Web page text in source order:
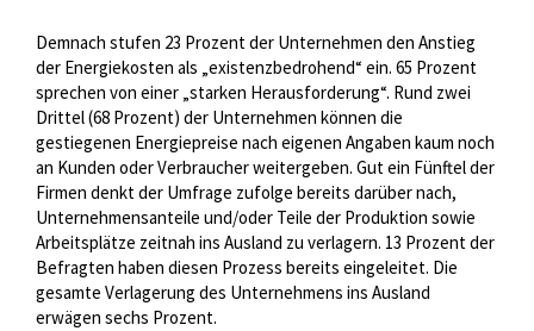
Demnach stufen 23 Prozent der Unternehmen den Anstieg
der Energiekosten als „existenzbedrohend“ ein. 65 Prozent
sprechen von einer „starken Herausforderung“. Rund zwei
Drittel (68 Prozent) der Unternehmen können die
gestiegenen Energiepreise nach eigenen Angaben kaum noch
an Kunden oder Verbraucher weitergeben. Gut ein Fünftel der
Firmen denkt der Umfrage zufolge bereits darüber nach,
Unternehmensanteile und/oder Teile der Produktion sowie
Arbeitsplätze zeitnah ins Ausland zu verlagern. 13 Prozent der
Befragten haben diesen Prozess bereits eingeleitet. Die
gesamte Verlagerung des Unternehmens ins Ausland
erwägen sechs Prozent.